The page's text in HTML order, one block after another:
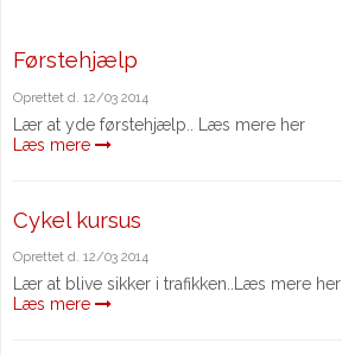
Førstehjælp
Oprettet d. 12/03 2014
Lær at yde førstehjælp.. Læs mere her
Læs mere
Cykel kursus
Oprettet d. 12/03 2014
Lær at blive sikker i trafikken..Læs mere her
Læs mere